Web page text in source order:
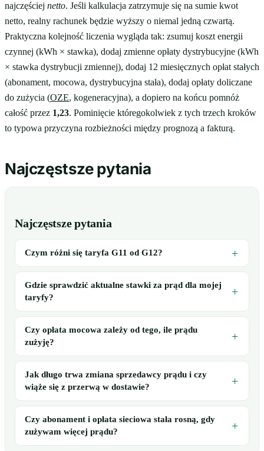
najczęściej netto. Jeśli kalkulacja zatrzymuje się na sumie kwot
netto, realny rachunek będzie wyższy o niemal jedną czwartą.
Praktyczna kolejność liczenia wygląda tak: zsumuj koszt energii
czynnej (kWh × stawka), dodaj zmienne opłaty dystrybucyjne (kWh
× stawka dystrybucji zmiennej), dodaj 12 miesięcznych opłat stałych
(abonament, mocowa, dystrybucyjna stała), dodaj opłaty doliczane
do zużycia (OZE, kogeneracyjna), a dopiero na końcu pomnóż
całość przez 1,23. Pominięcie któregokolwiek z tych trzech kroków
to typowa przyczyna rozbieżności między prognozą a fakturą.
Najczęstsze pytania
Najczęstsze pytania
Czym różni się taryfa G11 od G12?
Gdzie sprawdzić aktualne stawki za prąd dla mojej
taryfy?
Czy opłata mocowa zależy od tego, ile prądu
zużyję?
Jak długo trwa zmiana sprzedawcy prądu i czy
wiąże się z przerwą w dostawie?
Czy abonament i opłata sieciowa stała rosną, gdy
zużywam więcej prądu?